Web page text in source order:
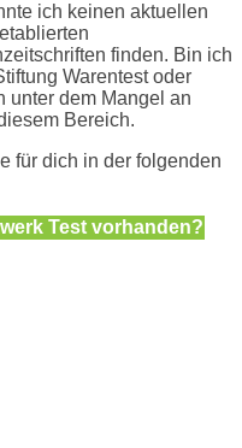
ich keinen aktuellen
finden. Bin ich
Warentest oder
unter dem Mangel an
Bereich.
für dich in der folgenden
Test vorhanden?